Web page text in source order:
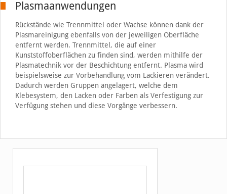
Plasmaanwendungen
Rückstände wie Trennmittel oder Wachse können dank der
Plasmareinigung ebenfalls von der jeweiligen Oberfläche
entfernt werden. Trennmittel, die auf einer
Kunststoffoberflächen zu finden sind, werden mithilfe der
Plasmatechnik vor der Beschichtung entfernt. Plasma wird
beispielsweise zur Vorbehandlung vom Lackieren verändert.
Dadurch werden Gruppen angelagert, welche dem
Klebesystem, den Lacken oder Farben als Verfestigung zur
Verfügung stehen und diese Vorgänge verbessern.